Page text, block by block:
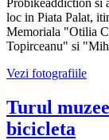
loc in Piata Palat,
Memoriala "Otilia
Topirceanu" si
Vezi fotografiile
Turul
bicicleta